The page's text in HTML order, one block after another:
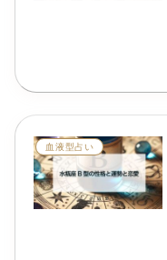
血液型占い